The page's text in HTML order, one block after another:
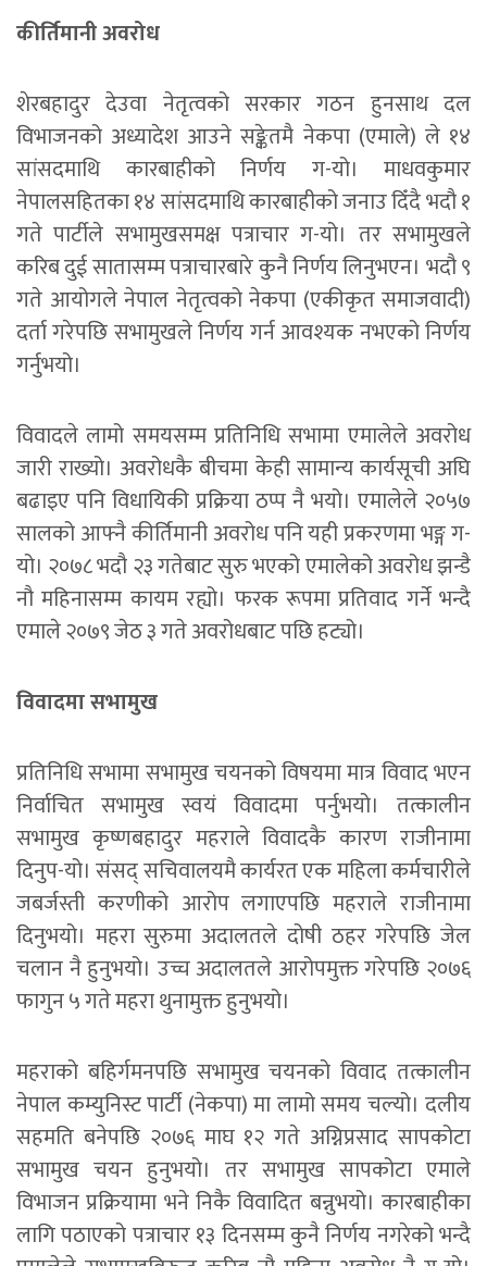
कीर्तिमानी अवरोध
शेरबहादुर देउवा नेतृत्वको सरकार गठन हुनसाथ दल
विभाजनको अध्यादेश आउने सङ्केतमै नेकपा (एमाले) ले १४
सांसदमाथि कारबाहीको निर्णय ग-यो। माधवकुमार
नेपालसहितका १४ सांसदमाथि कारबाहीको जनाउ दिँदै भदौ १
गते पार्टीले सभामुखसमक्ष पत्राचार ग-यो। तर सभामुखले
करिब दुई सातासम्म पत्राचारबारे कुनै निर्णय लिनुभएन। भदौ ९
गते आयोगले नेपाल नेतृत्वको नेकपा (एकीकृत समाजवादी)
दर्ता गरेपछि सभामुखले निर्णय गर्न आवश्यक नभएको निर्णय
गर्नुभयो।
विवादले लामो समयसम्म प्रतिनिधि सभामा एमालेले अवरोध
जारी राख्यो। अवरोधकै बीचमा केही सामान्य कार्यसूची अघि
बढाइए पनि विधायिकी प्रक्रिया ठप्प नै भयो। एमालेले २०५७
सालको आफ्नै कीर्तिमानी अवरोध पनि यही प्रकरणमा भङ्ग ग-
यो। २०७८ भदौ २३ गतेबाट सुरु भएको एमालेको अवरोध झन्डै
नौ महिनासम्म कायम रह्यो। फरक रूपमा प्रतिवाद गर्ने भन्दै
एमाले २०७९ जेठ ३ गते अवरोधबाट पछि हट्यो।
विवादमा सभामुख
प्रतिनिधि सभामा सभामुख चयनको विषयमा मात्र विवाद भएन
निर्वाचित सभामुख स्वयं विवादमा पर्नुभयो। तत्कालीन
सभामुख कृष्णबहादुर महराले विवादकै कारण राजीनामा
दिनुप-यो। संसद् सचिवालयमै कार्यरत एक महिला कर्मचारीले
जबर्जस्ती करणीको आरोप लगाएपछि महराले राजीनामा
दिनुभयो। महरा सुरुमा अदालतले दोषी ठहर गरेपछि जेल
चलान नै हुनुभयो। उच्च अदालतले आरोपमुक्त गरेपछि २०७६
फागुन ५ गते महरा थुनामुक्त हुनुभयो।
महराको बहिर्गमनपछि सभामुख चयनको विवाद तत्कालीन
नेपाल कम्युनिस्ट पार्टी (नेकपा) मा लामो समय चल्यो। दलीय
सहमति बनेपछि २०७६ माघ १२ गते अग्निप्रसाद सापकोटा
सभामुख चयन हुनुभयो। तर सभामुख सापकोटा एमाले
विभाजन प्रक्रियामा भने निकै विवादित बन्नुभयो। कारबाहीका
लागि पठाएको पत्राचार १३ दिनसम्म कुनै निर्णय नगरेको भन्दै